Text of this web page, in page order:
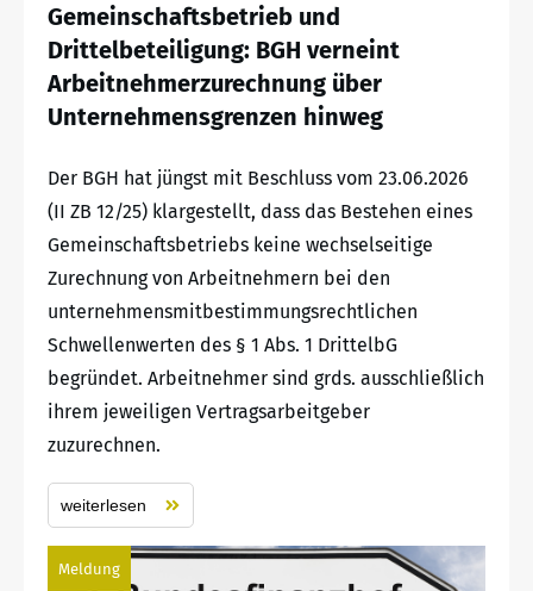
Gemeinschaftsbetrieb und
Drittelbeteiligung: BGH verneint
Arbeitnehmerzurechnung über
Unternehmensgrenzen hinweg
Der BGH hat jüngst mit Beschluss vom 23.06.2026
(II ZB 12/25) klargestellt, dass das Bestehen eines
Gemeinschaftsbetriebs keine wechselseitige
Zurechnung von Arbeitnehmern bei den
unternehmensmitbestimmungsrechtlichen
Schwellenwerten des § 1 Abs. 1 DrittelbG
begründet. Arbeitnehmer sind grds. ausschließlich
ihrem jeweiligen Vertragsarbeitgeber
zuzurechnen.
weiterlesen
Meldung